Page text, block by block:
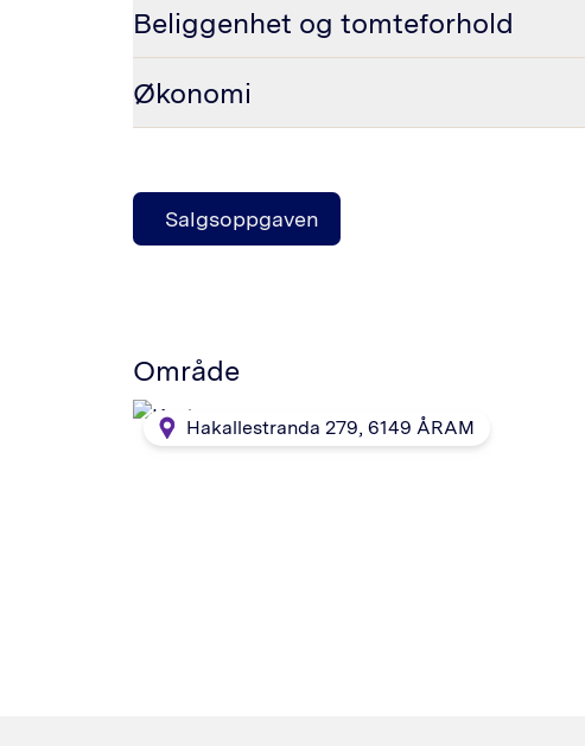
Beliggenhet og tomteforhold
Økonomi
Salgsoppgaven
Område
Hakallestranda 279, 6149 ÅRAM